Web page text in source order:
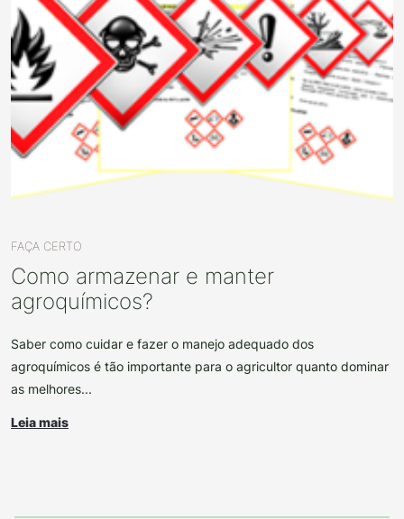
FAÇA CERTO
Como armazenar e manter
agroquímicos?
Saber como cuidar e fazer o manejo adequado dos
agroquímicos é tão importante para o agricultor quanto dominar
as melhores...
Leia mais